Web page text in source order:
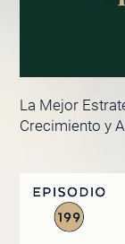
La Mejor
Crecimiento y